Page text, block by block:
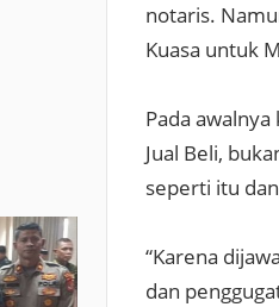
notaris.
Kuasa untuk
Pada
Jual Beli,
seperti itu
“Karena
dan